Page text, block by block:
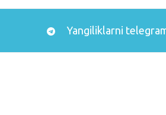
Yangiliklarni